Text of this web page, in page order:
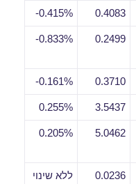
0.4083
0.415%-
0.2499
0.833%-
0.3710
0.161%-
3.5437
0.255%
5.0462
0.205%
0.0236 ללא שינוי